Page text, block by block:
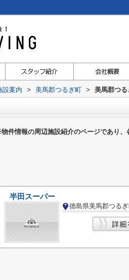
設案内 > 美馬郡つるぎ町 > 美馬郡つ
件情報の周辺施設紹介のページであり、
半田スーパー